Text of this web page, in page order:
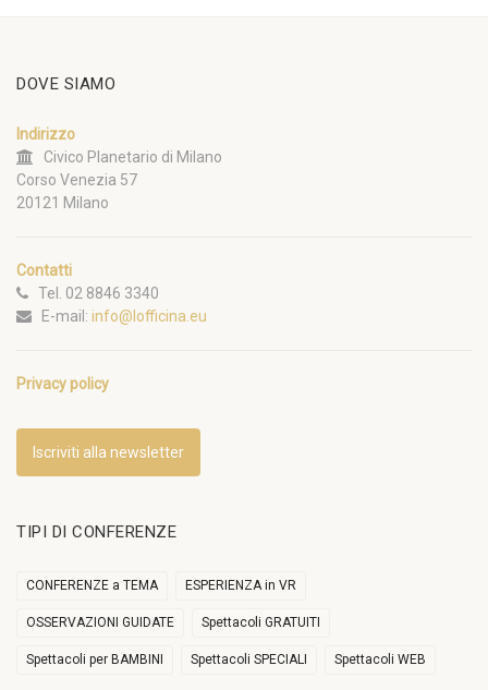
DOVE SIAMO
Indirizzo
Civico Planetario di Milano
Corso Venezia 57
20121 Milano
Contatti
Tel. 02 8846 3340
E-mail: info@lofficina.eu
Privacy policy
Iscriviti alla newsletter
TIPI DI CONFERENZE
CONFERENZE a TEMA ESPERIENZA in VR
OSSERVAZIONI GUIDATE Spettacoli GRATUITI
Spettacoli per BAMBINI Spettacoli SPECIALI Spettacoli WEB